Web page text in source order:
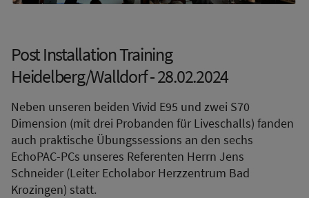
Post Installation Training
Heidelberg/Walldorf - 28.02.2024
Neben unseren beiden Vivid E95 und zwei S70
Dimension (mit drei Probanden für Liveschalls) fanden
auch praktische Übungssessions an den sechs
EchoPAC-PCs unseres Referenten Herrn Jens
Schneider (Leiter Echolabor Herzzentrum Bad
Krozingen) statt.